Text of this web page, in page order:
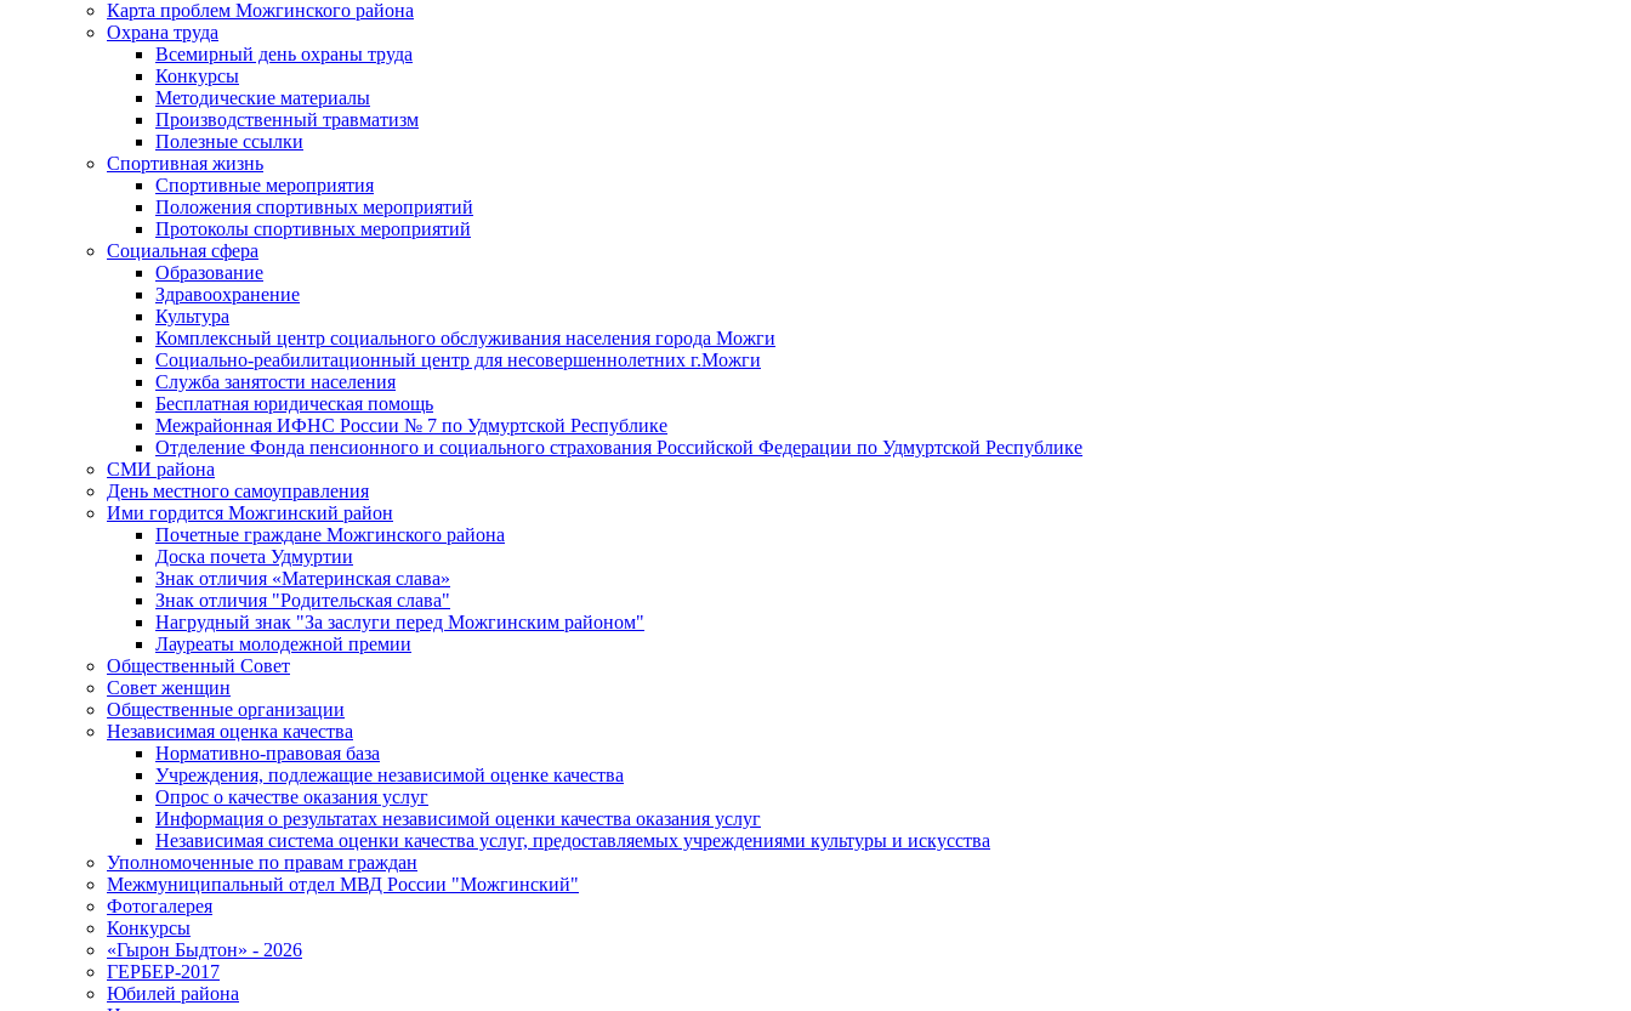
Карта проблем Можгинского района
Охрана труда
Всемирный день охраны труда
Конкурсы
Методические материалы
Производственный травматизм
Полезные ссылки
Спортивная жизнь
Спортивные мероприятия
Положения спортивных мероприятий
Протоколы спортивных мероприятий
Социальная сфера
Образование
Здравоохранение
Культура
Комплексный центр социального обслуживания населения города Можги
Социально-реабилитационный центр для несовершеннолетних г.Можги
Служба занятости населения
Бесплатная юридическая помощь
Межрайонная ИФНС России № 7 по Удмуртской Республике
Отделение Фонда пенсионного и социального страхования Российской Федерации по Удмуртской Республике
СМИ района
День местного самоуправления
Ими гордится Можгинский район
Почетные граждане Можгинского района
Доска почета Удмуртии
Знак отличия «Материнская слава»
Знак отличия "Родительская слава"
Нагрудный знак "За заслуги перед Можгинским районом"
Лауреаты молодежной премии
Общественный Совет
Совет женщин
Общественные организации
Независимая оценка качества
Нормативно-правовая база
Учреждения, подлежащие независимой оценке качества
Опрос о качестве оказания услуг
Информация о результатах независимой оценки качества оказания услуг
Независимая система оценки качества услуг, предоставляемых учреждениями культуры и искусства
Уполномоченные по правам граждан
Межмуниципальный отдел МВД России "Можгинский"
Фотогалерея
Конкурсы
«Гырон Быдтон» - 2026
ГЕРБЕР-2017
Юбилей района